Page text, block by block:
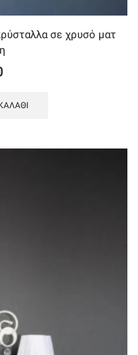
σε χρυσό ματ